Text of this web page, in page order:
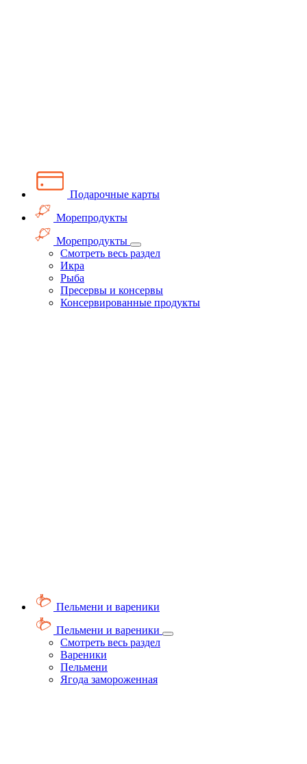
Подарочные карты
Морепродукты
Морепродукты
Смотреть весь раздел
Икра
Рыба
Пресервы и консервы
Консервированные продукты
Пельмени и вареники
Пельмени и вареники
Смотреть весь раздел
Вареники
Пельмени
Ягода замороженная